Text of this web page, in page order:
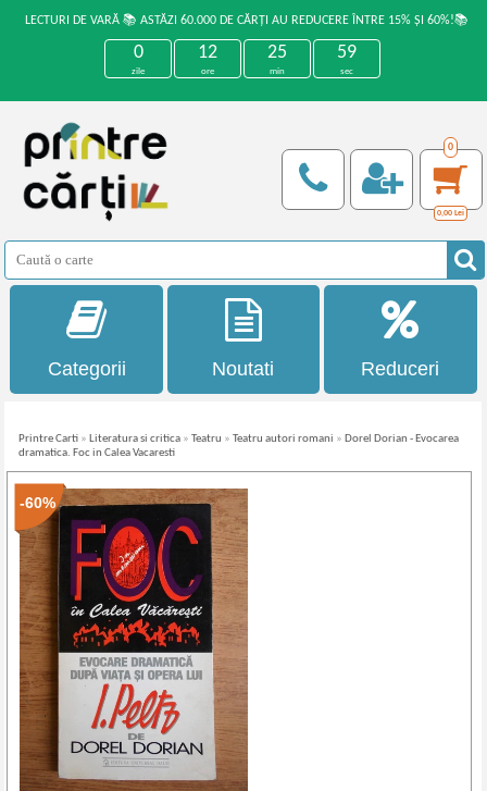
LECTURI DE VARĂ 📚 ASTĂZI 60.000 DE CĂRȚI AU REDUCERE ÎNTRE 15% ȘI 60%!📚
0
zile
12
ore
25
min
58
sec
0
0,00 Lei
Categorii Noutati Reduceri
Printre Carti » Literatura si critica »Teatru »Teatru autori romani » Dorel Dorian - Evocarea
dramatica. Foc in Calea Vacaresti
-60%